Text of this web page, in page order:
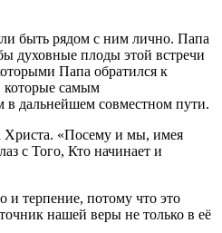
быть рядом с ним лично. Папа
духовные плоды этой встречи
Папа обратился к
которые самым
дальнейшем совместном пути.
Христа. «Посему и мы, имея
с Того, Кто начинает и
и терпение, потому что это
нашей веры не только в её